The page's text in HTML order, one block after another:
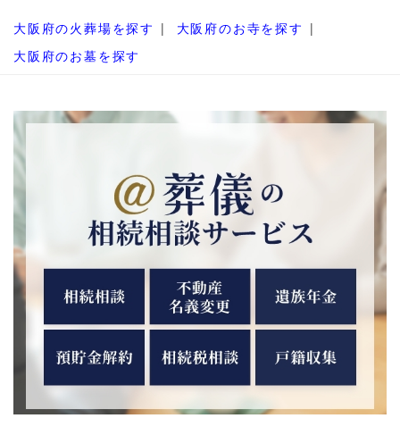
大阪府の火葬場を探す
大阪府のお寺を探す
大阪府のお墓を探す